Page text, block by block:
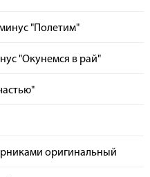
"Полетим"
"Окунемся в рай"
оригинальный